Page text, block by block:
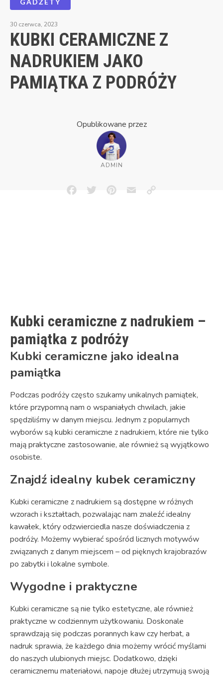
30 czerwca, 2023
KUBKI CERAMICZNE Z
NADRUKIEM JAKO
PAMIĄTKA Z PODRÓŻY
Opublikowane przez
ADMIN
FacebookTwitterPinterestEmailCopy
Kubki ceramiczne z nadrukiem –
pamiątka z podróży
Kubki ceramiczne jako idealna
pamiątka
Podczas podróży często szukamy unikalnych pamiątek,
które przypomną nam o wspaniałych chwilach, jakie
spędziliśmy w danym miejscu. Jednym z popularnych
wyborów są kubki ceramiczne z nadrukiem, które nie tylko
mają praktyczne zastosowanie, ale również są wyjątkowo
osobiste.
Znajdź idealny kubek ceramiczny
Kubki ceramiczne z nadrukiem są dostępne w różnych
wzorach i kształtach, pozwalając nam znaleźć idealny
kawałek, który odzwierciedla nasze doświadczenia z
podróży. Możemy wybierać spośród licznych motywów
związanych z danym miejscem – od pięknych krajobrazów
po zabytki i lokalne symbole.
Wygodne i praktyczne
Kubki ceramiczne są nie tylko estetyczne, ale również
praktyczne w codziennym użytkowaniu. Doskonale
sprawdzają się podczas porannych kaw czy herbat, a
nadruk sprawia, że każdego dnia możemy wrócić myślami
do naszych ulubionych miejsc. Dodatkowo, dzięki
ceramicznemu materiałowi, napoje dłużej utrzymują swoją